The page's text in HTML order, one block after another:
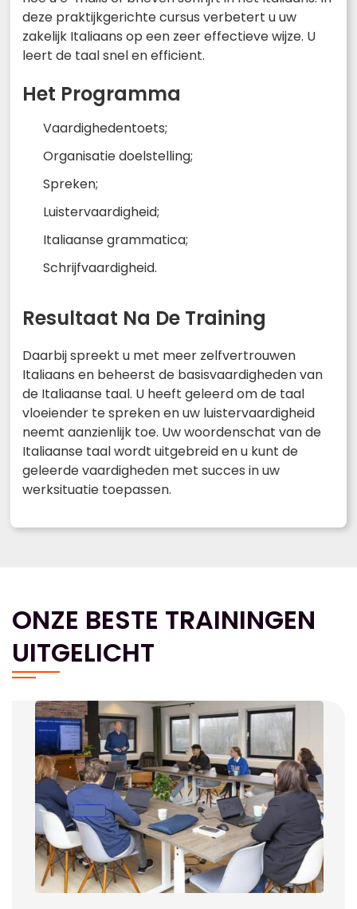
deze praktijkgerichte cursus verbetert u uw
zakelijk Italiaans op een zeer effectieve wijze. U
leert de taal snel en efficient.
Het Programma
Vaardighedentoets;
Organisatie doelstelling;
Spreken;
Luistervaardigheid;
Italiaanse grammatica;
Schrijfvaardigheid.
Resultaat Na De Training
Daarbij spreekt u met meer zelfvertrouwen
Italiaans en beheerst de basisvaardigheden van
de Italiaanse taal. U heeft geleerd om de taal
vloeiender te spreken en uw luistervaardigheid
neemt aanzienlijk toe. Uw woordenschat van de
Italiaanse taal wordt uitgebreid en u kunt de
geleerde vaardigheden met succes in uw
werksituatie toepassen.
ONZE BESTE TRAININGEN
UITGELICHT